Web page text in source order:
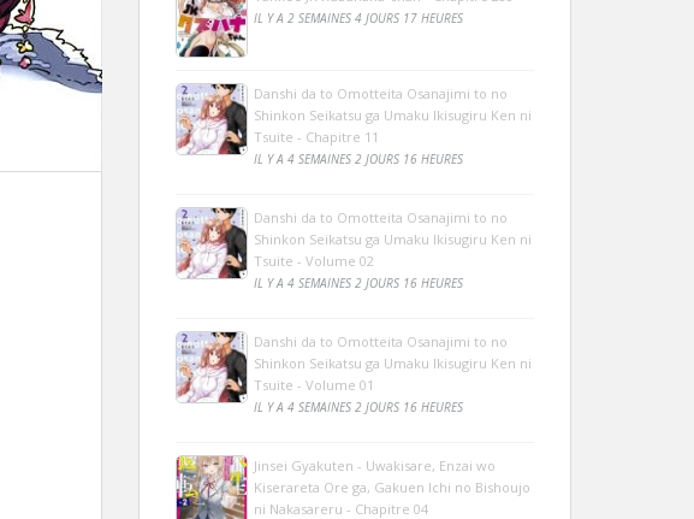
IL Y A 2 SEMAINES 4 JOURS 17 HEURES
Danshi da to Omotteita Osanajimi to no
Shinkon Seikatsu ga Umaku Ikisugiru Ken ni
Tsuite - Chapitre 11
IL Y A 4 SEMAINES 2 JOURS 16 HEURES
Danshi da to Omotteita Osanajimi to no
Shinkon Seikatsu ga Umaku Ikisugiru Ken ni
Tsuite - Volume 02
IL Y A 4 SEMAINES 2 JOURS 16 HEURES
Danshi da to Omotteita Osanajimi to no
Shinkon Seikatsu ga Umaku Ikisugiru Ken ni
Tsuite - Volume 01
IL Y A 4 SEMAINES 2 JOURS 16 HEURES
Jinsei Gyakuten - Uwakisare, Enzai wo
Kiserareta Ore ga, Gakuen Ichi no Bishoujo
ni Nakasareru - Chapitre 04